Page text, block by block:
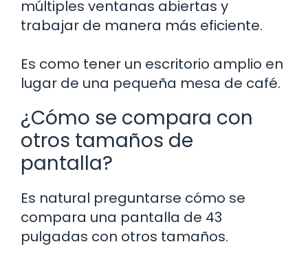
múltiples ventanas abiertas y
trabajar de manera más eficiente.
Es como tener un escritorio amplio en
lugar de una pequeña mesa de café.
¿Cómo se compara con
otros tamaños de
pantalla?
Es natural preguntarse cómo se
compara una pantalla de 43
pulgadas con otros tamaños.